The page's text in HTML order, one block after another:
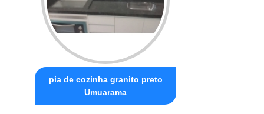
pia de cozinha granito preto
Umuarama